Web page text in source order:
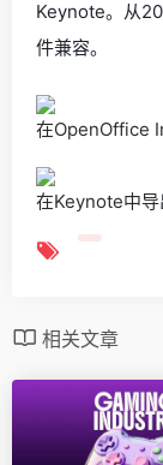
Keynote。从
件兼容。
在OpenOffice
在Keynote中
相关文章